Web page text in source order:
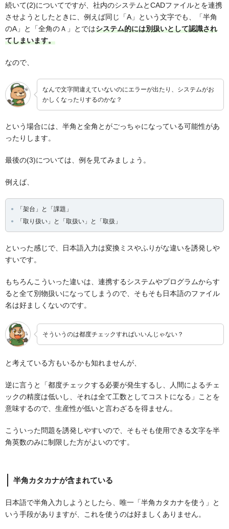
続いて(2)についてですが、社内のシステムとCADファイルとを連携
させようとしたときに、例えば同じ「A」という文字でも、「半角
のA」と「全角のＡ」とではシステム的には別扱いとして認識され
てしまいます。
なので、
なんで文字間違えていないのにエラーが出たり、システムがお
かしくなったりするのかな？
という場合には、半角と全角とがごっちゃになっている可能性があ
ったりします。
最後の(3)については、例を見てみましょう。
例えば、
「架台」と「課題」
「取り扱い」と「取扱い」と「取扱」
といった感じで、日本語入力は変換ミスやふりがな違いを誘発しや
すいです。
もちろんこういった違いは、連携するシステムやプログラムからす
ると全て別物扱いになってしまうので、そもそも日本語のファイル
名は好ましくないのです。
そういうのは都度チェックすればいいんじゃない？
と考えている方もいるかも知れませんが、
逆に言うと「都度チェックする必要が発生するし、人間によるチェ
ックの精度は低いし、それは全て工数としてコストになる」ことを
意味するので、生産性が低いと言わざるを得ません。
こういった問題を誘発しやすいので、そもそも使用できる文字を半
角英数のみに制限した方がよいのです。
半角カタカナが含まれている
日本語で半角入力しようとしたら、唯一「半角カタカナを使う」と
いう手段がありますが、これを使うのは好ましくありません。